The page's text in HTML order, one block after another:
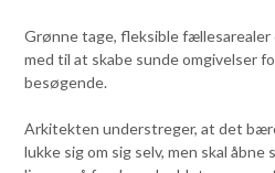
Grønne tage, fleksible fællesarealer
med til at skabe sunde omgivelser
besøgende.
Arkitekten understreger, at det
lukke sig om sig selv, men skal